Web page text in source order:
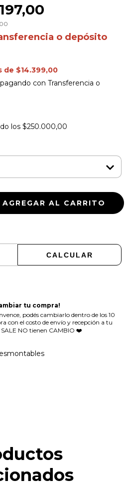
o depósito
de $14.399,00
con Transferencia o
los $250.000,00
CALCULAR
tu compra!
podés cambiarlo dentro de los 10
con el costo de envío y recepción a tu
NO tienen CAMBIO ❤️